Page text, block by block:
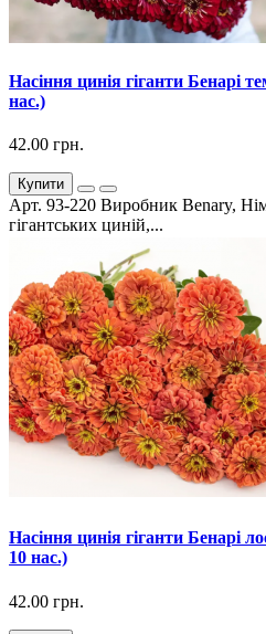
Насіння цинія гіганти Бенарі
нас.)
42.00 грн.
Купити
Арт. 93-220 Виробник Benary,
гігантських циній,...
Насіння цинія гіганти Бенарі
10 нас.)
42.00 грн.